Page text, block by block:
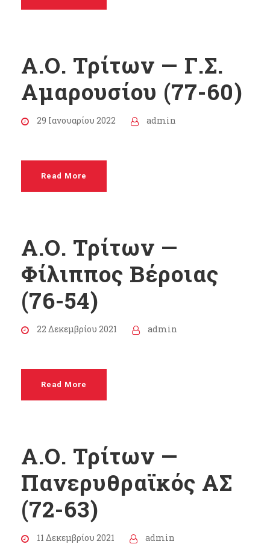
Α.Ο. Τρίτων — Γ.Σ.
Αμαρουσίου (77-60)
29 Ιανουαρίου 2022 admin
Read More
Α.Ο. Τρίτων —
Φίλιππος Βέροιας
(76-54)
22 Δεκεμβρίου 2021 admin
Read More
Α.Ο. Τρίτων —
Πανερυθραϊκός ΑΣ
(72-63)
11 Δεκεμβρίου 2021 admin